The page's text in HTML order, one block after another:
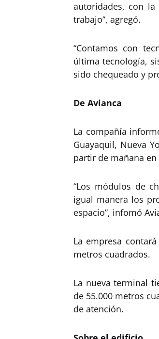
autoridades, con
trabajo”, agregó.
“Contamos con
última tecnología,
sido chequeado y
De Avianca
La compañía
Guayaquil, Nueva
partir de mañana
“Los módulos de
igual manera los
espacio”, infomó
La empresa
metros cuadrados.
La nueva terminal
de 55.000 metros
de atención.